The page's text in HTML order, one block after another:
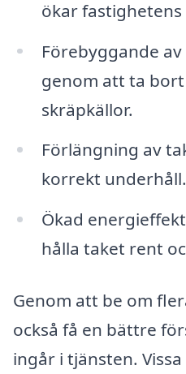
ökar fastighetens
Förebyggande
genom att ta
skräpkällor.
Förlängning av
korrekt underhåll.
Ökad
hålla taket rent
Genom att be om
också få en bättre
ingår i tjänsten.